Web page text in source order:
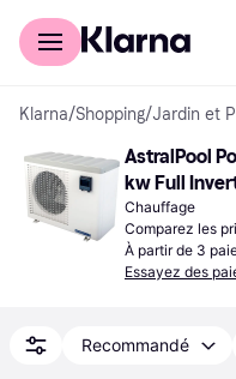
Acheter avec Klarna
Klarna/Shopping/Jardin et
AstralPool
kw Full
Chauffage
Comparez les
À partir de 3
Essayez des
Recommandé